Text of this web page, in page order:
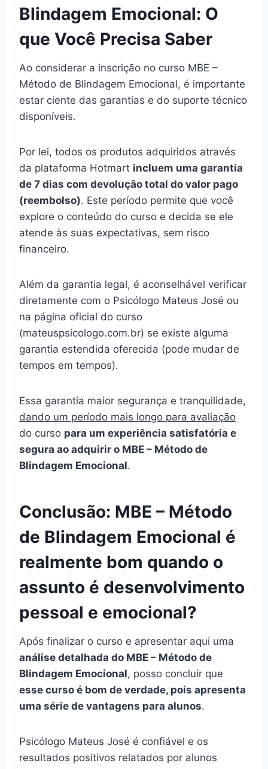
Blindagem Emocional: O
que Você Precisa Saber
Ao considerar a inscrição no curso MBE –
Método de Blindagem Emocional, é importante
estar ciente das garantias e do suporte técnico
disponíveis.
Por lei, todos os produtos adquiridos através
da plataforma Hotmart incluem uma garantia
de 7 dias com devolução total do valor pago
(reembolso). Este período permite que você
explore o conteúdo do curso e decida se ele
atende às suas expectativas, sem risco
financeiro.
Além da garantia legal, é aconselhável verificar
diretamente com o Psicólogo Mateus José ou
na página oficial do curso
(mateuspsicologo.com.br) se existe alguma
garantia estendida oferecida (pode mudar de
tempos em tempos).
Essa garantia maior segurança e tranquilidade,
dando um período mais longo para avaliação
do curso para um experiência satisfatória e
segura ao adquirir o MBE – Método de
Blindagem Emocional.
Conclusão: MBE – Método
de Blindagem Emocional é
realmente bom quando o
assunto é desenvolvimento
pessoal e emocional?
Após finalizar o curso e apresentar aqui uma
análise detalhada do MBE – Método de
Blindagem Emocional, posso concluir que
esse curso é bom de verdade, pois apresenta
uma série de vantagens para alunos.
Psicólogo Mateus José é confiável e os
resultados positivos relatados por alunos